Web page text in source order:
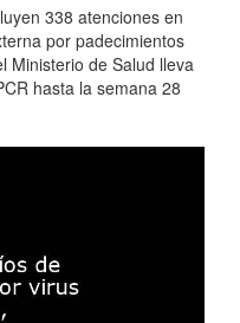
338 atenciones en
por padecimientos
Ministerio de Salud lleva
hasta la semana 28